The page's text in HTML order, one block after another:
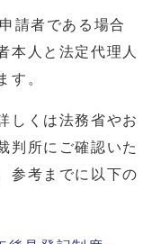
請者である場合
本人と法定代理人
す。
しくは法務省やお
判所にご確認いた
参考までに以下の